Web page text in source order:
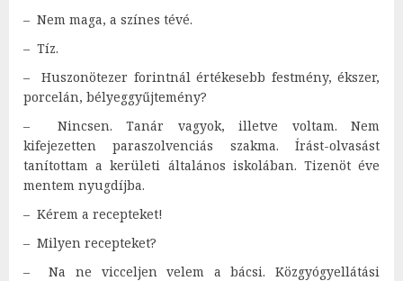
– Nem maga, a színes tévé.
– Tíz.
– Huszonötezer forintnál értékesebb festmény, ékszer,
porcelán, bélyeggyűjtemény?
– Nincsen. Tanár vagyok, illetve voltam. Nem
kifejezetten paraszolvenciás szakma. Írást-olvasást
tanítottam a kerületi általános iskolában. Tizenöt éve
mentem nyugdíjba.
– Kérem a recepteket!
– Milyen recepteket?
– Na ne vicceljen velem a bácsi. Közgyógyellátási